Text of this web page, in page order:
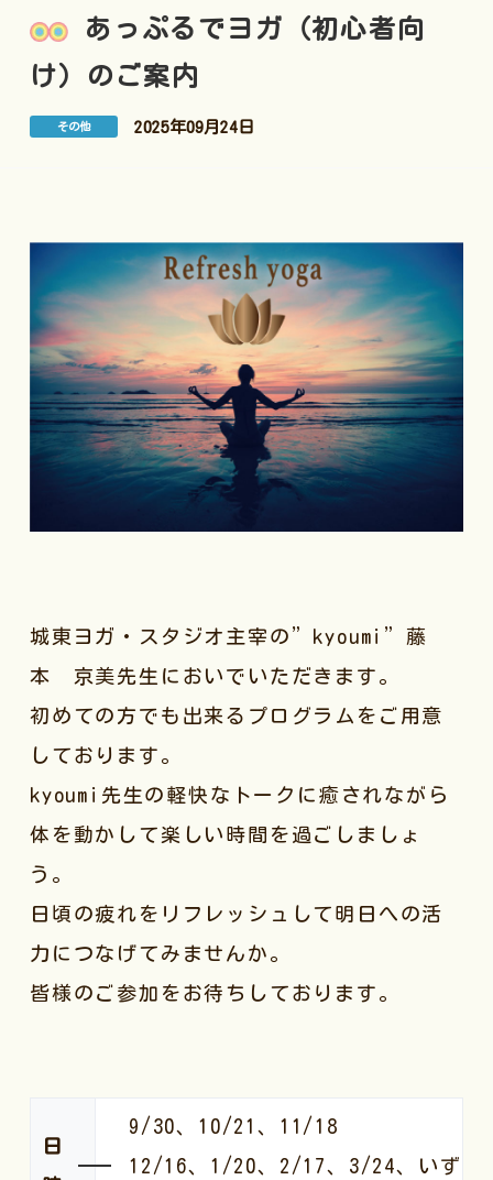
あっぷるでヨガ（初心者向
け）のご案内
その他 2025年09月24日
城東ヨガ・スタジオ主宰の”kyoumi”藤
本 京美先生においでいただきます。
初めての方でも出来るプログラムをご用意
しております。
kyoumi先生の軽快なトークに癒されながら
体を動かして楽しい時間を過ごしましょ
う。
日頃の疲れをリフレッシュして明日への活
力につなげてみませんか。
皆様のご参加をお待ちしております。
日
9/30、10/21、11/18
12/16、1/20、2/17、3/24、いず